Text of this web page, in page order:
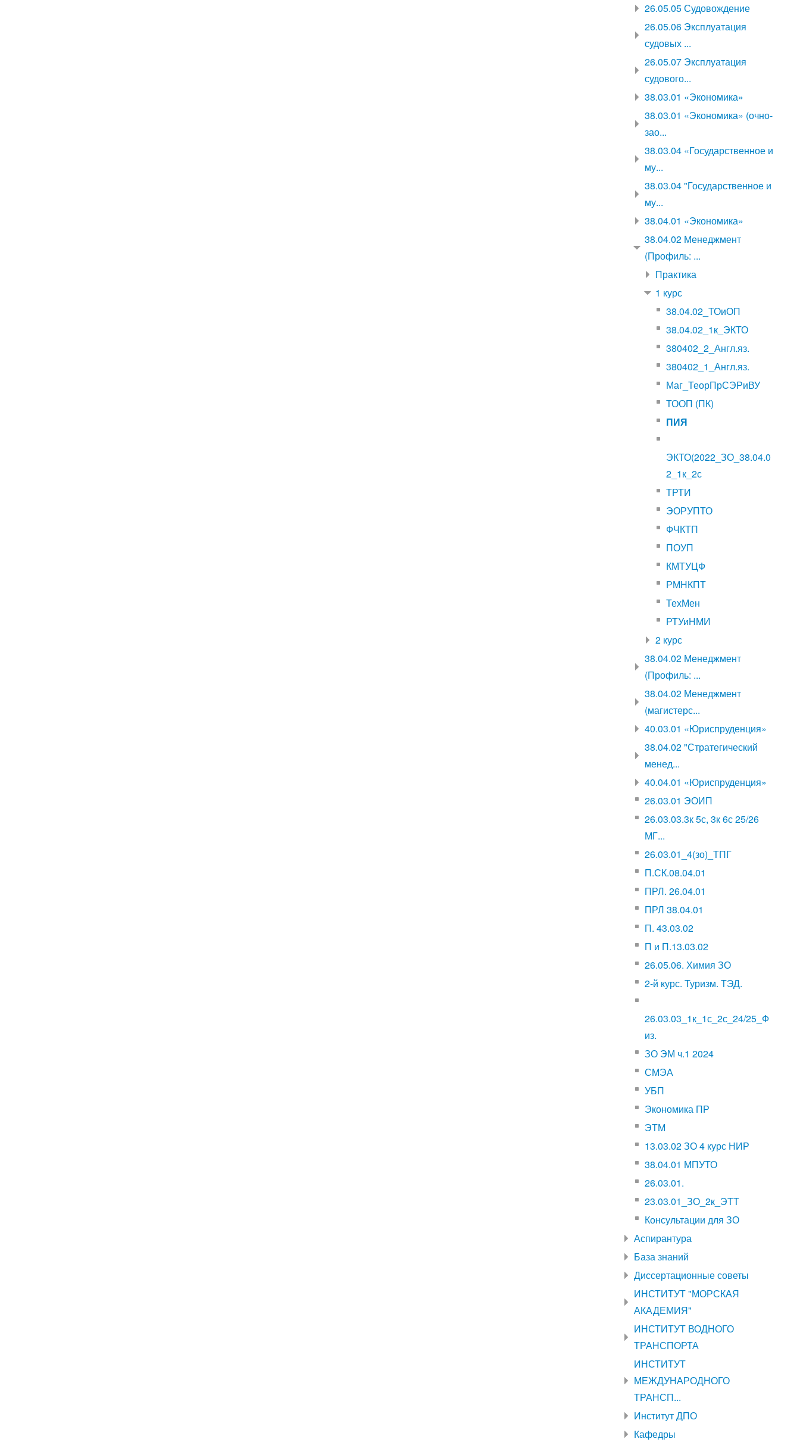
26.05.05 Судовождение
26.05.06 Эксплуатация
судовых ...
26.05.07 Эксплуатация
судового...
38.03.01 «Экономика»
38.03.01 «Экономика» (очно-
зао...
38.03.04 «Государственное и
му...
38.03.04 "Государственное и
му...
38.04.01 «Экономика»
38.04.02 Менеджмент
(Профиль: ...
Практика
1 курс
38.04.02_ТОиОП
38.04.02_1к_ЭКТО
380402_2_Англ.яз.
380402_1_Англ.яз.
Маг_ТеорПрСЭРиВУ
ТООП (ПК)
ПИЯ
ЭКТО(2022_ЗО_38.04.0
2_1к_2с
ТРТИ
ЭОРУПТО
ФЧКТП
ПОУП
КМТУЦФ
РМНКПТ
ТехМен
РТУиНМИ
2 курс
38.04.02 Менеджмент
(Профиль: ...
38.04.02 Менеджмент
(магистерс...
40.03.01 «Юриспруденция»
38.04.02 "Стратегический
менед...
40.04.01 «Юриспруденция»
26.03.01 ЭОИП
26.03.03.3к 5с, 3к 6с 25/26
МГ...
26.03.01_4(зо)_ТПГ
П.СК.08.04.01
ПРЛ. 26.04.01
ПРЛ 38.04.01
П. 43.03.02
П и П.13.03.02
26.05.06. Химия ЗО
2-й курс. Туризм. ТЭД.
26.03.03_1к_1с_2с_24/25_Ф
из.
ЗО ЭМ ч.1 2024
СМЭА
УБП
Экономика ПР
ЭТМ
13.03.02 ЗО 4 курс НИР
38.04.01 МПУТО
26.03.01.
23.03.01_ЗО_2к_ЭТТ
Консультации для ЗО
Аспирантура
База знаний
Диссертационные советы
ИНСТИТУТ "МОРСКАЯ
АКАДЕМИЯ"
ИНСТИТУТ ВОДНОГО
ТРАНСПОРТА
ИНСТИТУТ
МЕЖДУНАРОДНОГО
ТРАНСП...
Институт ДПО
Кафедры